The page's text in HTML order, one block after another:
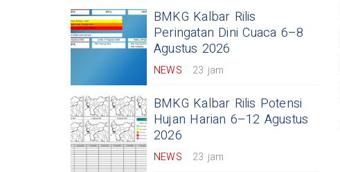
BMKG Kalbar Rilis
Peringatan Dini Cuaca 6–8
Agustus 2026
NEWS 23 jam
BMKG Kalbar Rilis Potensi
Hujan Harian 6–12 Agustus
2026
NEWS 23 jam